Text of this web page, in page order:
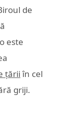
de
este
țării în cel
griji.